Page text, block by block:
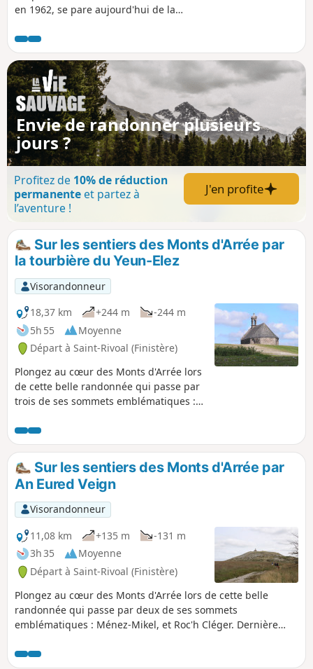
en 1962, se pare aujourd'hui de la
Autrefois, seules les landes désertiques
donnaient toute sa dimension sauvage
à cette cuvette que la légende bretonne
dit constituer les 'Portes de l'enfer'.
Laissez-vous envoûter par le lieu et ses
légendes. La suite du parcours vous fait
monter sur les deux sommets voisins :
Tuchenn Kador (384 m) et Menez Mikel
(381 m).
Envie de randonner plusieurs
jours ?
Profitez de 10% de réduction
permanenteet partez à
l’aventure !
J'en profite
Sur les sentiers des Monts d'Arrée par
la tourbière du Yeun-Elez
Visorandonneur
18,37 km
+244 m
-244 m
5h 55
Moyenne
Départ à Saint-Rivoal (Finistère)
Plongez au cœur des Monts d'Arrée lors
de cette belle randonnée qui passe par
trois de ses sommets emblématiques :
Cléger. Le circuit permet aussi de
découvrir deux villages pittoresques et
de traverser une zone de tourbières : le
" Yeun Elez ". C'est là que la tradition
bretonne situait la porte de l'enfer.
Dernière rencontre : un étrange
alignement mégalithique perdu dans la
lande "An Eured Veign" (La Noce de
Pierres). Attention : voir infos pratiques
Sur les sentiers des Monts d'Arrée par
An Eured Veign
Visorandonneur
11,08 km
+135 m
-131 m
3h 35
Moyenne
Départ à Saint-Rivoal (Finistère)
Plongez au cœur des Monts d'Arrée lors de cette belle
randonnée qui passe par deux de ses sommets
emblématiques : Ménez-Mikel, et Roc'h Cléger. Dernière
dans la lande "An Eured Veign" (La Noce de Pierres).